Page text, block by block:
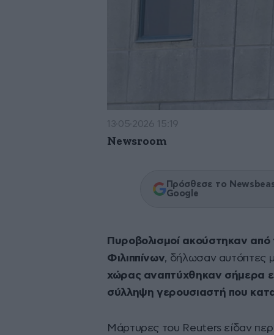
13·05·2026 15:19
Newsroom
Πρόσθεσε το
Google
Πυροβολισμοί ακούστηκαν από
Φιλιππίνων, δήλωσαν αυτόπτες
χώρας αναπτύχθηκαν σήμερα
σύλληψη γερουσιαστή που
Μάρτυρες του Reuters είδαν